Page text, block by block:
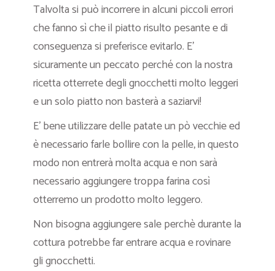
Talvolta si può incorrere in alcuni piccoli errori
che fanno sì che il piatto risulto pesante e di
conseguenza si preferisce evitarlo. E’
sicuramente un peccato perché con la nostra
ricetta otterrete degli gnocchetti molto leggeri
e un solo piatto non basterà a saziarvi!
E’ bene utilizzare delle patate un pò vecchie ed
è necessario farle bollire con la pelle, in questo
modo non entrerà molta acqua e non sarà
necessario aggiungere troppa farina così
otterremo un prodotto molto leggero.
Non bisogna aggiungere sale perchè durante la
cottura potrebbe far entrare acqua e rovinare
gli gnocchetti.